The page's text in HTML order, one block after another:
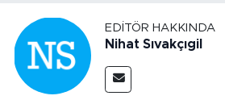
EDITÖR HAKKINDA
Nihat Sıvakçıgil